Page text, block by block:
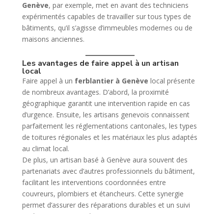
Genève, par exemple, met en avant des techniciens
expérimentés capables de travailler sur tous types de
bâtiments, qu’il s’agisse d’immeubles modernes ou de
maisons anciennes.
Les avantages de faire appel à un artisan
local
Faire appel à un ferblantier à Genève local présente
de nombreux avantages. D’abord, la proximité
géographique garantit une intervention rapide en cas
d’urgence. Ensuite, les artisans genevois connaissent
parfaitement les réglementations cantonales, les types
de toitures régionales et les matériaux les plus adaptés
au climat local.
De plus, un artisan basé à Genève aura souvent des
partenariats avec d’autres professionnels du bâtiment,
facilitant les interventions coordonnées entre
couvreurs, plombiers et étancheurs. Cette synergie
permet d’assurer des réparations durables et un suivi